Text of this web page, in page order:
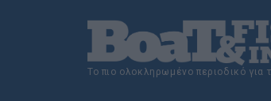
Το πιο ολοκληρωμένο περιοδικό